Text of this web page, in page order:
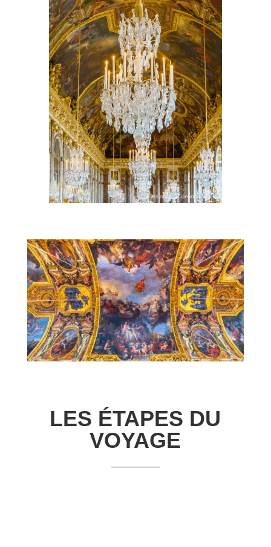
LES ÉTAPES DU
VOYAGE